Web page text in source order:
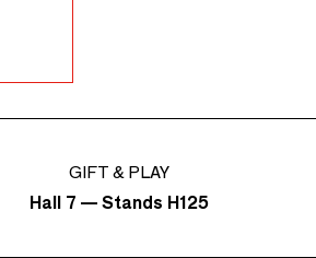
GIFT & PLAY
Hall 7 — Stands H125